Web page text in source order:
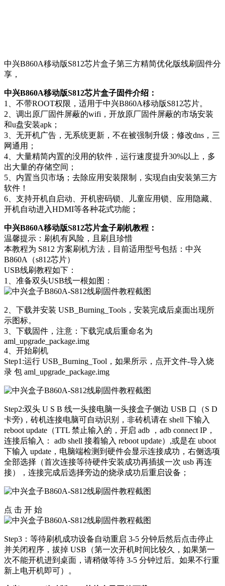
中兴B860A移动版S812芯片盒子第三方精简优化版线刷固件分
享，
中兴B860A移动版S812芯片盒子固件介绍：
1、不带ROOT权限，适用于中兴B860A移动版S812芯片。
2、调出原厂固件屏蔽的wifi，开放原厂固件屏蔽的市场安装
和u盘安装apk；
3、无开机广告，无系统更新，不在被强制升级；修改dns，三
网通用；
4、大量精简内置的没用的软件，运行速度提升30%以上，多
出大量的存储空间；
5、内置当贝市场；去除应用安装限制，实现自由安装第三方
软件！
6、支持开机自启动、开机密码锁、儿童应用锁、应用隐藏、
开机自动进入HDMI等各种花式功能；
中兴B860A移动版S812芯片盒子刷机教程：
温馨提示：刷机有风险，且刷且珍惜
本教程为 S812 方案刷机方法，目前适用型号包括：中兴
B860A（s812芯片）
USB线刷教程如下：
1、准备双头USB线一根如图：
2、下载并安装 USB_Burning_Tools，安装完成后桌面出现所
示图标。
3、下载固件，注意：下载完成后重命名为
aml_upgrade_package.img
4、开始刷机
Step1:运行 USB_Burning_Tool，如果所示，点开文件-导入烧
录 包 aml_upgrade_package.img
Step2:双头 U S B 线一头接电脑一头接盒子侧边 USB 口（S D
卡旁)，砖机连接电脑可自动识别，非砖机请在 shell 下输入
reboot update（TTL 禁止输入的，开启 adb ，adb connect IP，
连接后输入： adb shell 接着输入 reboot update）,或是在 uboot
下输入 update，电脑端检测到硬件会显示连接成功，右侧选项
全部选择（首次连接等待硬件安装成功再插拔一次 usb 再连
接），连接完成后选择旁边的烧录成功后重启设备；
点 击 开 始
Step3：等待刷机成功设备自动重启 3-5 分钟后然后点击停止
并关闭程序，拔掉 USB（第一次开机时间比较久，如果第一
次不能开机进到桌面，请稍做等待 3-5 分钟过后。如果不行重
新上电开机即可）。